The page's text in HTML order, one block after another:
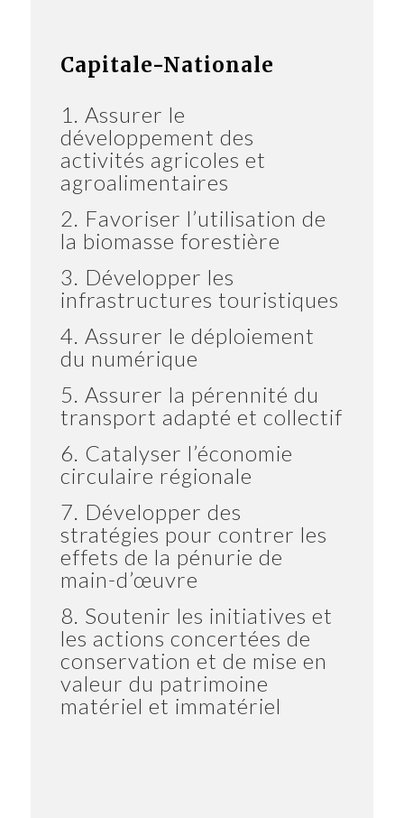
Capitale-Nationale
1. Assurer le
développement des
activités agricoles et
agroalimentaires
2. Favoriser l’utilisation de
la biomasse forestière
3. Développer les
infrastructures touristiques
4. Assurer le déploiement
du numérique
5. Assurer la pérennité du
transport adapté et collectif
6. Catalyser l’économie
circulaire régionale
7. Développer des
stratégies pour contrer les
effets de la pénurie de
main-d’œuvre
8. Soutenir les initiatives et
les actions concertées de
conservation et de mise en
valeur du patrimoine
matériel et immatériel